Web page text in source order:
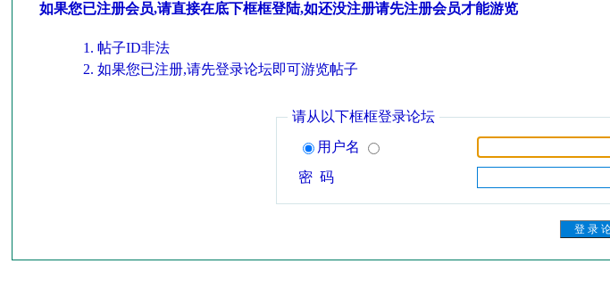
如果您已注册会员,请直接在底下框框登陆,如还没注册请先注册会员才能游览
帖子ID非法
如果您已注册,请先登录论坛即可游览帖子
请从以下框框登录论坛
用户名
密 码